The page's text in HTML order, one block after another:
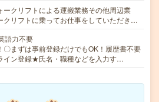
ークリフトによる運搬業務その他周辺業
クリフトに乗ってお仕事をしていただき…
語力不要
まずは事前登録だけでもOK！履歴書不要
イン登録★氏名・職種などを入力す…